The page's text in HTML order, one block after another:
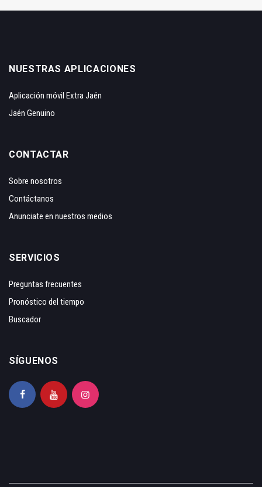
NUESTRAS APLICACIONES
Aplicación móvil Extra Jaén
Jaén Genuino
CONTACTAR
Sobre nosotros
Contáctanos
Anunciate en nuestros medios
SERVICIOS
Preguntas frecuentes
Pronóstico del tiempo
Buscador
SÍGUENOS